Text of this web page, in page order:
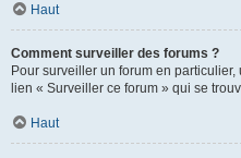
Haut
Comment surveiller des forums ?
Pour surveiller un forum en
lien « Surveiller ce forum » qui se
Haut